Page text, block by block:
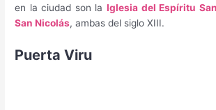
en la ciudad son la Iglesia del Espíritu
San Nicolás, ambas del siglo XIII.
Puerta Viru